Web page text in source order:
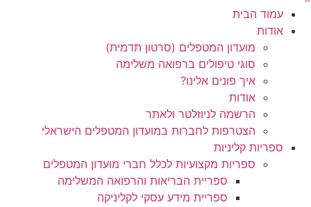
עמוד הבית
אודות
מועדון המטפלים (סרטון תדמית)
סוגי טיפולים ברפואה משלימה
איך פונים אלינו?
אודות
הרשמה לניוזלטר ולאתר
הצטרפות לחברות במועדון המטפלים הישראלי
ספריות קליניות
ספריות מקצועיות לכלל חברי מועדון המטפלים
ספריית הבריאות והרפואה המשלימה
ספריית מידע עסקי לקליניקה